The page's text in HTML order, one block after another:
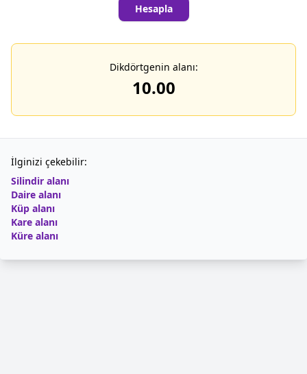
Hesapla
Dikdörtgenin alanı:
10.00
İlginizi çekebilir:
Silindir alanı
Daire alanı
Küp alanı
Kare alanı
Küre alanı